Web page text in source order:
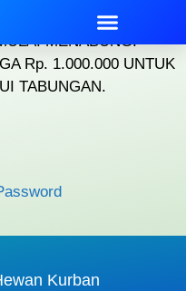
MENABUNG.
Rp. 1.000.000 UNTUK
TABUNGAN.
Kurban